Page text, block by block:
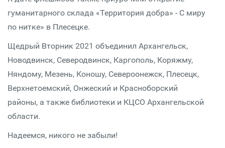
гуманитарного склада «Территория добра» - С миру
по нитке» в Плесецке.
Щедрый Вторник 2021 объединил Архангельск,
Новодвинск, Северодвинск, Каргополь, Коряжму,
Няндому, Мезень, Коношу, Североонежск, Плесецк,
Верхнетоемский, Онжеский и Красноборский
районы, а также библиотеки и КЦСО Архангельской
области.
Надеемся, никого не забыли!